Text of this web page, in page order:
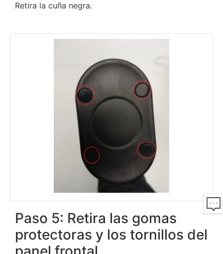
Retira la cuña negra.
Paso 5: Retira las gomas
protectoras y los tornillos del